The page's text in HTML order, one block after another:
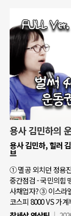
용사 김민하의
용사 김민하, 힐러
브
① 멸공 외치던 정용
중간점검 - 국민의힘
사채업자? ③ 이스라
코스피 8000 VS 가